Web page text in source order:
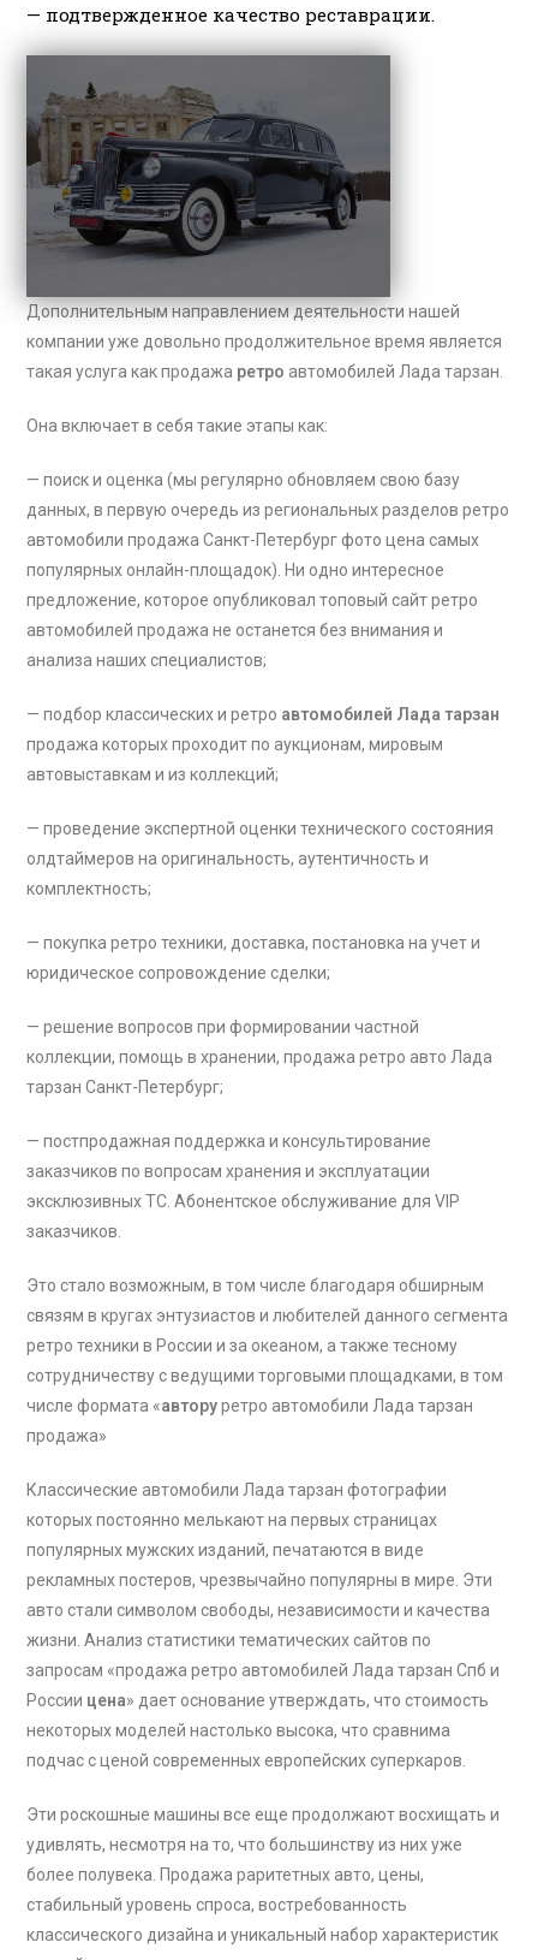
— подтвержденное качество реставрации.
Дополнительным направлением деятельности нашей
компании уже довольно продолжительное время является
такая услуга как продажа ретро автомобилей Лада тарзан.
Она включает в себя такие этапы как:
— поиск и оценка (мы регулярно обновляем свою базу
данных, в первую очередь из региональных разделов ретро
автомобили продажа Санкт-Петербург фото цена самых
популярных онлайн-площадок). Ни одно интересное
предложение, которое опубликовал топовый сайт ретро
автомобилей продажа не останется без внимания и
анализа наших специалистов;
— подбор классических и ретро автомобилей Лада тарзан
продажа которых проходит по аукционам, мировым
автовыставкам и из коллекций;
— проведение экспертной оценки технического состояния
олдтаймеров на оригинальность, аутентичность и
комплектность;
— покупка ретро техники, доставка, постановка на учет и
юридическое сопровождение сделки;
— решение вопросов при формировании частной
коллекции, помощь в хранении, продажа ретро авто Лада
тарзан Санкт-Петербург;
— постпродажная поддержка и консультирование
заказчиков по вопросам хранения и эксплуатации
эксклюзивных ТС. Абонентское обслуживание для VIP
заказчиков.
Это стало возможным, в том числе благодаря обширным
связям в кругах энтузиастов и любителей данного сегмента
ретро техники в России и за океаном, а также тесному
сотрудничеству с ведущими торговыми площадками, в том
числе формата «авторуретро автомобили Лада тарзан
продажа»
Классические автомобили Лада тарзан фотографии
которых постоянно мелькают на первых страницах
популярных мужских изданий, печатаются в виде
рекламных постеров, чрезвычайно популярны в мире. Эти
авто стали символом свободы, независимости и качества
жизни. Анализ статистики тематических сайтов по
запросам «продажа ретро автомобилей Лада тарзан Спб и
России цена» дает основание утверждать, что стоимость
некоторых моделей настолько высока, что сравнима
подчас с ценой современных европейских суперкаров.
Эти роскошные машины все еще продолжают восхищать и
удивлять, несмотря на то, что большинству из них уже
более полувека. Продажа раритетных авто, цены,
стабильный уровень спроса, востребованность
классического дизайна и уникальный набор характеристик